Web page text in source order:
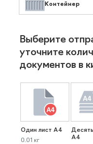
Контейнер
Выберите
уточните
документов в
Один лист А4
0.01 кг
А4